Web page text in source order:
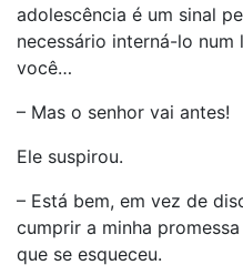
adolescência é um sinal
necessário interná-lo
você…
– Mas o senhor vai antes!
Ele suspirou.
– Está bem, em vez de
cumprir a minha
que se esqueceu.